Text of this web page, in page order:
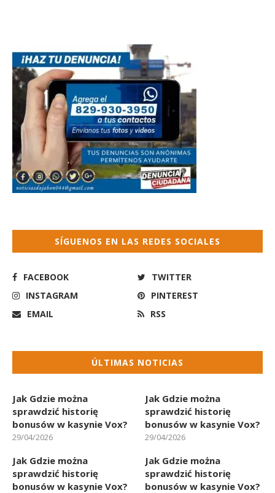
SÍGUENOS EN LAS REDES SOCIALES
FACEBOOK
TWITTER
INSTAGRAM
PINTEREST
EMAIL
RSS
ÚLTIMAS NOTICIAS
Jak Gdzie można
sprawdzić historię
bonusów w kasynie Vox?
29/04/2026
Jak Gdzie można
sprawdzić historię
bonusów w kasynie Vox?
29/04/2026
Jak Gdzie można
sprawdzić historię
bonusów w kasynie Vox?
Jak Gdzie można
sprawdzić historię
bonusów w kasynie Vox?